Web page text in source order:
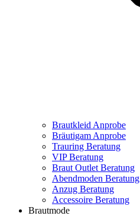
Brautkleid Anprobe
Bräutigam Anprobe
Trauring Beratung
VIP Beratung
Braut Outlet Beratung
Abendmoden Beratung
Anzug Beratung
Accessoire Beratung
Brautmode